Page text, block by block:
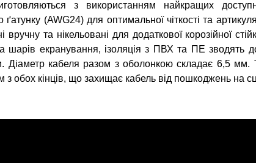
з використанням найкращих
(AWG24) для оптимальної чіткості та
та нікельовані для додаткової корозійної
шарів екранування, ізоляція з ПВХ та ПЕ зводять
Діаметр кабеля разом з оболонкою складає 6,5 мм.
з обох кінців, що захищає кабель від пошкоджень на